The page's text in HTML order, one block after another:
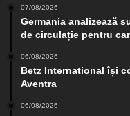
07/08/2026
Germania analizează
de circulație pentru
06/08/2026
Betz International își
Aventra
06/08/2026